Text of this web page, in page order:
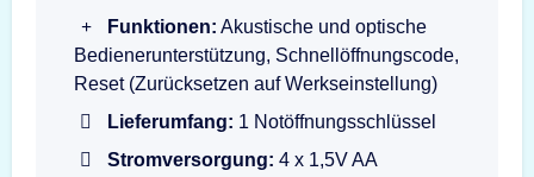
Funktionen: Akustische und optische
Bedienerunterstützung, Schnellöffnungscode,
Reset (Zurücksetzen auf Werkseinstellung)
Lieferumfang: 1 Notöffnungsschlüssel
Stromversorgung: 4 x 1,5V AA